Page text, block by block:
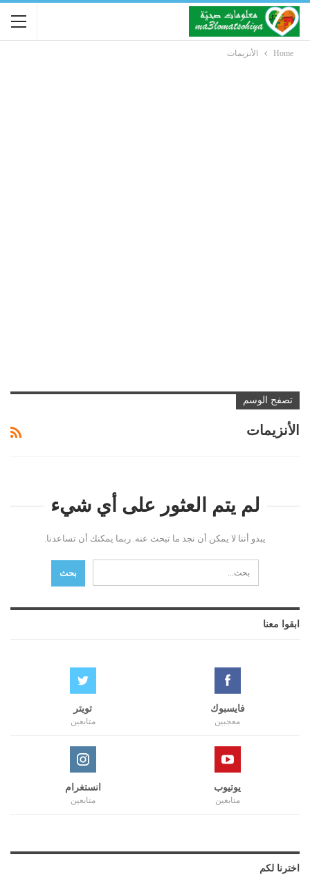
Home الأنزيمات
تصفح الوسم
الأنزيمات
لم يتم العثور على أي شيء
يبدو أننا لا يمكن أن نجد ما تبحث عنه. ربما يمكنك أن تساعدنا.
ابقوا معنا
فايسبوك
معجبين
تويتر
متابعين
يوتيوب
متابعين
انستغرام
متابعين
اخترنا لكم